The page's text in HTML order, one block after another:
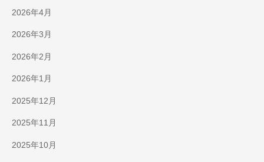
2026年4月
2026年3月
2026年2月
2026年1月
2025年12月
2025年11月
2025年10月